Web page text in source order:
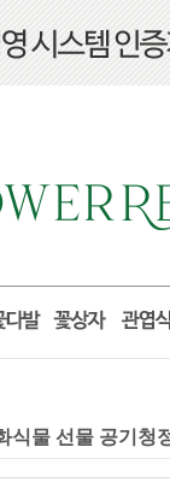
식물 선물 공기청